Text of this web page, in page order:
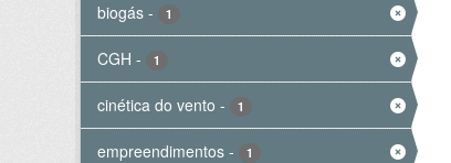
biogás - 1
CGH - 1
cinética do vento - 1
empreendimentos - 1